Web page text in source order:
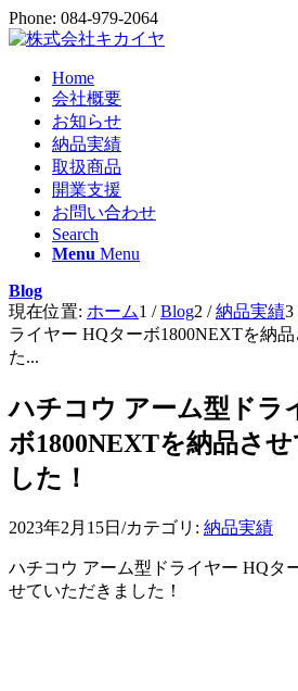
Phone: 084-979-2064
Home
会社概要
お知らせ
納品実績
取扱商品
開業支援
お問い合わせ
Search
Menu Menu
Blog
現在位置: ホーム1 / Blog2 / 納品実績3
ライヤー HQターボ1800NEXTを納
た...
ハチコウ アーム型ドラ
ボ1800NEXTを納品さ
した！
2023年2月15日 /カテゴリ: 納品実績
ハチコウ アーム型ドライヤー HQタ
せていただきました！